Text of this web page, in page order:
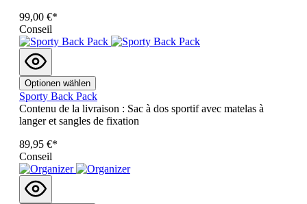
99,00 €*
Conseil
Optionen wählen
Sporty Back Pack
Contenu de la livraison : Sac à dos sportif avec matelas à
langer et sangles de fixation
89,95 €*
Conseil